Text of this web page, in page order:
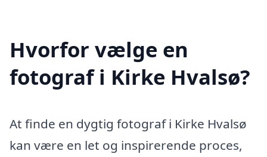
Hvorfor vælge en
fotograf i Kirke Hvalsø?
At finde en dygtig fotograf i Kirke Hvalsø
kan være en let og inspirerende proces,